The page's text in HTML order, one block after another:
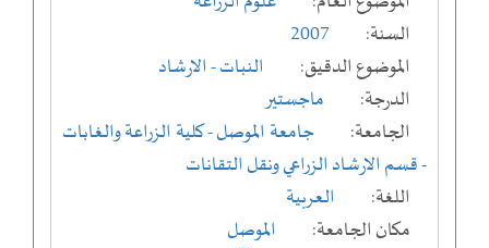
السنة:
2007
الموضوع الدقيق:
النبات - الارشاد
الدرجة:
ماجستير
الجامعة:
جامعة الموصل- كلية الزراعة والغابات
- قسم الارشاد الزراعي ونقل التقانات
اللغة:
العربية
مكان الجامعة:
الموصل